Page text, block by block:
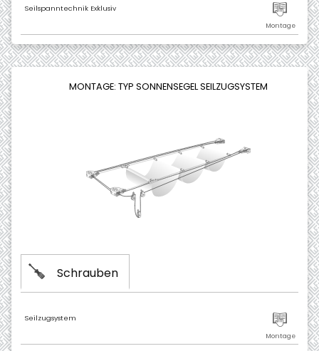
Seilspanntechnik Exklusiv
MONTAGE: TYP SONNENSEGEL SEILZUGSYSTEM
Schrauben
Seilzugsystem